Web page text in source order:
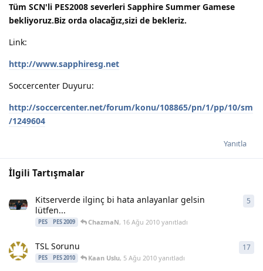
Tüm SCN'li PES2008 severleri Sapphire Summer Gamese
bekliyoruz.Biz orda olacağız,sizi de bekleriz.
Link:
http://www.sapphiresg.net
Soccercenter Duyuru:
http://soccercenter.net/forum/konu/108865/pn/1/pp/10/sm
/1249604
Yanıtla
İlgili Tartışmalar
Kitserverde ilginç bi hata anlayanlar gelsin
lütfen...
PES PES 2009 ChazmaN, 16 Ağu 2010yanıtladı
5
TSL Sorunu
PES PES 2010 Kaan Uslu, 5 Ağu 2010yanıtladı
17